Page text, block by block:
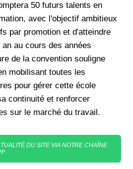
50 futurs talents en
avec l'objectif ambitieux
par promotion et d'atteindre
au cours des années
de la convention souligne
mobilisant toutes les
pour gérer cette école
continuité et renforcer
sur le marché du travail.
DU SITE VIA NOTRE CHAÎNE